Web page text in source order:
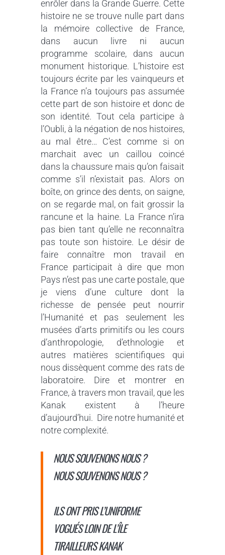
enrôler dans la Grande Guerre. Cette
histoire ne se trouve nulle part dans
la mémoire collective de France,
dans aucun livre ni aucun
programme scolaire, dans aucun
monument historique. L’histoire est
toujours écrite par les vainqueurs et
la France n’a toujours pas assumée
cette part de son histoire et donc de
son identité. Tout cela participe à
l’Oubli, à la négation de nos histoires,
au mal être… C’est comme si on
marchait avec un caillou coincé
dans la chaussure mais qu’on faisait
comme s’il n’existait pas. Alors on
boîte, on grince des dents, on saigne,
on se regarde mal, on fait grossir la
rancune et la haine. La France n’ira
pas bien tant qu’elle ne reconnaîtra
pas toute son histoire. Le désir de
faire connaître mon travail en
France participait à dire que mon
Pays n’est pas une carte postale, que
je viens d’une culture dont la
richesse de pensée peut nourrir
l’Humanité et pas seulement les
musées d’arts primitifs ou les cours
d’anthropologie, d’ethnologie et
autres matières scientifiques qui
nous dissèquent comme des rats de
laboratoire. Dire et montrer en
France, à travers mon travail, que les
Kanak existent à l’heure
d’aujourd’hui. Dire notre humanité et
notre complexité.
NOUS SOUVENONS NOUS ?
NOUS SOUVENONS NOUS ?
ILS ONT PRIS L’UNIFORME
VOGUÉS LOIN DE L’ÎLE
TIRAILLEURS KANAK